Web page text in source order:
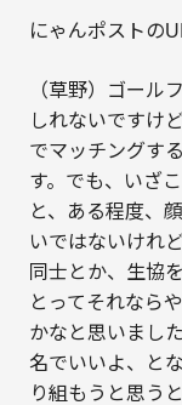
にゃんポストの
（草野）ゴール
しれないですけ
でマッチングす
す。でも、いざ
と、ある程度、
いではないけれ
同士とか、生協
とってそれなら
かなと思いまし
名でいいよ、と
り組もうと思う